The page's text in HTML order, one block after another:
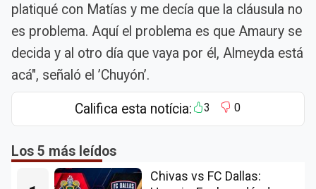
platiqué con Matías y me decía que la cláusula no
es problema. Aquí el problema es que Amaury se
decida y al otro día que vaya por él, Almeyda está
acá", señaló el ’Chuyón’.
Califica esta notícia: 3 0
Los 5 más leídos
Chivas vs FC Dallas: